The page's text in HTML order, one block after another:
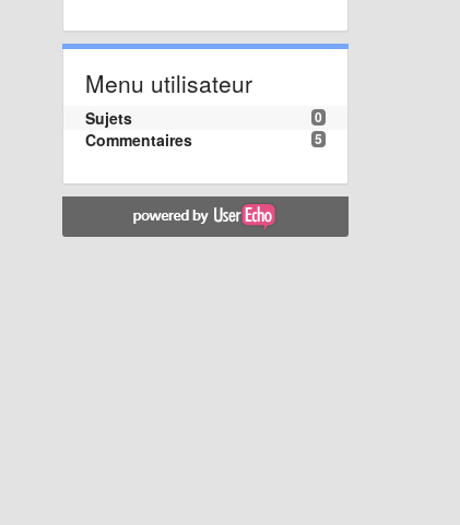
Menu utilisateur
0
Sujets
5
Commentaires